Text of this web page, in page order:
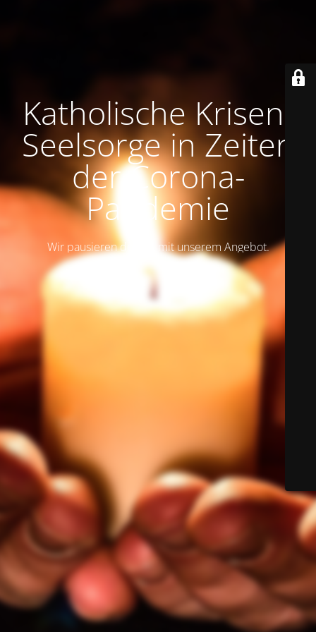
Katholische Krisen-
Seelsorge in Zeiten
der Corona-
Pandemie
Wir pausieren derzeit mit unserem Angebot.